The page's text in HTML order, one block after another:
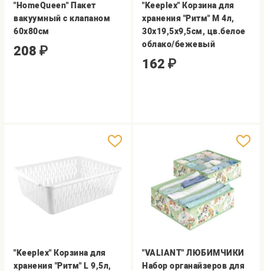
"HomeQueen" Пакет
вакуумный с клапаном
60х80см
208 ₽
"Keeplex" Корзина для
хранения "Ритм" M 4л,
30х19,5х9,5см, цв.белое
облако/бежевый
162 ₽
"Keeplex" Корзина для
хранения "Ритм" L 9,5л,
"VALIANT" ЛЮБИМЧИКИ
Набор органайзеров для